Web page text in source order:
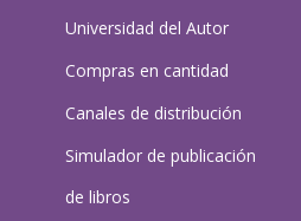
Universidad del Autor
Compras en cantidad
Canales de distribución
Simulador de publicación
de libros